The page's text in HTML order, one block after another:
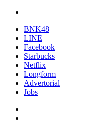
BNK48
LINE
Facebook
Starbucks
Netflix
Longform
Advertorial
Jobs